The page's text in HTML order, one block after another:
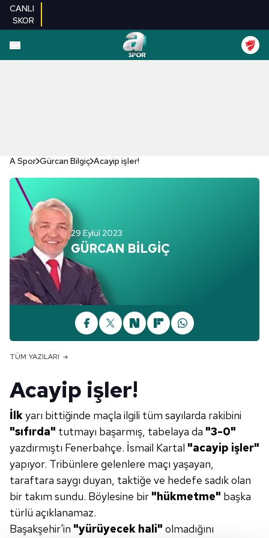
CANLI
SKOR
A Spor Gürcan Bilgiç Acayip işler!
29 Eylül 2023
GÜRCAN BİLGİÇ
TÜM YAZILARI
Acayip işler!
İlkyarı bittiğinde maçla ilgili tüm sayılarda rakibini
"sıfırda" tutmayı başarmış, tabelaya da "3-0"
yazdırmıştı Fenerbahçe. İsmail Kartal "acayip işler"
yapıyor. Tribünlere gelenlere maçı yaşayan,
taraftara saygı duyan, taktiğe ve hedefe sadık olan
bir takım sundu. Böylesine bir "hükmetme" başka
türlü açıklanamaz.
Başakşehir'in "yürüyecek hali" olmadığını